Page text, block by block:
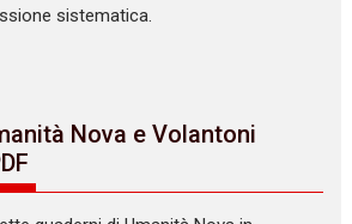
sistematica.
Nova e Volantoni